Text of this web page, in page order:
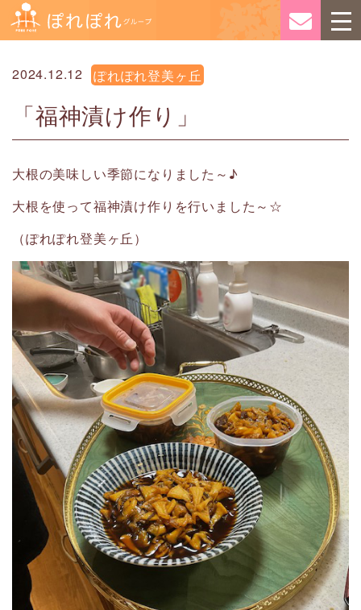
2024.12.12 ぽれぽれ登美ヶ丘
「福神漬け作り」
大根の美味しい季節になりました～♪
大根を使って福神漬け作りを行いました～☆
（ぽれぽれ登美ヶ丘）